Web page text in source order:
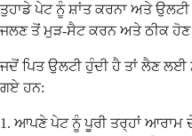
ਤੁਹਾਡੇ ਪੇਟ ਨੂੰ ਸ਼ਾਂਤ ਕਰਨਾ ਅਤੇ
ਜਲਣ ਤੋਂ ਮੁੜ-ਸੈਟ ਕਰਨ ਅਤੇ ਠੀਕ ਹੋਣ
ਜਦੋਂ ਪਿਤ ਉਲਟੀ ਹੁੰਦੀ ਹੈ ਤਾਂ ਲੈਣ
ਗਏ ਹਨ:
1. ਆਪਣੇ ਪੇਟ ਨੂੰ ਪੂਰੀ ਤਰ੍ਹਾਂ